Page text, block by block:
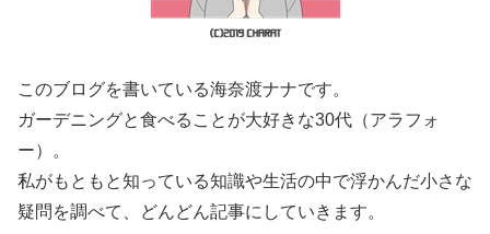
このブログを書いている海奈渡ナナです。
ガーデニングと食べることが大好きな30代（アラフォ
ー）。
私がもともと知っている知識や生活の中で浮かんだ小さな
疑問を調べて、どんどん記事にしていきます。